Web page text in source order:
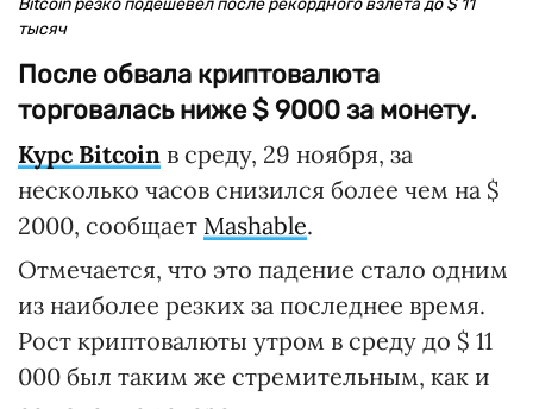
Bitcoin резко подешевел после рекордного взлета до $ 11
тысяч
После обвала криптовалюта
торговалась ниже $ 9000 за монету.
Курс Bitcoin в среду, 29 ноября, за
несколько часов снизился более чем на $
2000, сообщает Mashable.
Отмечается, что это падение стало одним
из наиболее резких за последнее время.
Рост криптовалюты утром в среду до $ 11
000 был таким же стремительным, как и